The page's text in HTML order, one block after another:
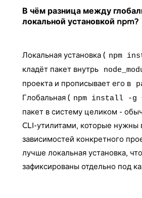
В чём разница между
локальной установкой npm?
Локальная установка ( npm
кладёт пакет внутрь
проекта и прописывает его в
Глобальная ( npm install -g
пакет в систему целиком -
CLI-утилитами, которые нужны
зависимостей конкретного
лучше локальная установка,
зафиксированы отдельно под